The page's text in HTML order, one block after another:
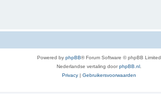
Powered by phpBB® Forum Software © phpBB Limited
Nederlandse vertaling doorphpBB.nl
Privacy | Gebruikersvoorwaarden